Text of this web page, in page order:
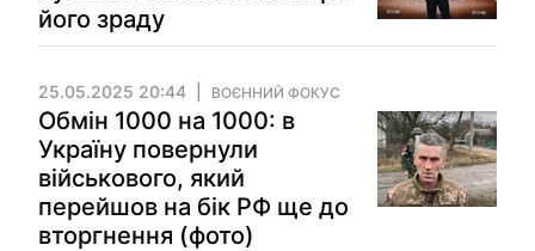
його зраду
25.05.2025 20:44 ВОЄННИЙ ФОКУС
Обмін 1000 на 1000: в
Україну повернули
військового, який
перейшов на бік РФ ще до
вторгнення (фото)